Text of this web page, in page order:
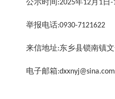
公示时间:2025年12月 1日 -
举报电话:0930-7121622
来信地址:东乡县锁南镇
电子邮箱:dxxnyj@sina.com